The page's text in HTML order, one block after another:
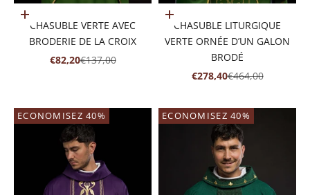
Ajouter au panier
CHASUBLE VERTE AVEC
BRODERIE DE LA CROIX
PRIX DE VENTE
€82,20PRIX NORMAL
€137,00
Ajouter au panier
CHASUBLE LITURGIQUE
VERTE ORNÉE D’UN GALON
BRODÉ
PRIX DE VENTE
€278,40PRIX NORMAL
€464,00
ECONOMISEZ 40% ECONOMISEZ 40%